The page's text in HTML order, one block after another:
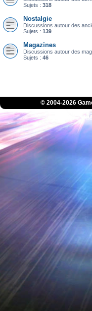
Sujets : 318
Nostalgie
Discussions autour des
Sujets : 139
Magazines
Discussions autour des
Sujets : 46
© 2004-2026
Fortnite V-